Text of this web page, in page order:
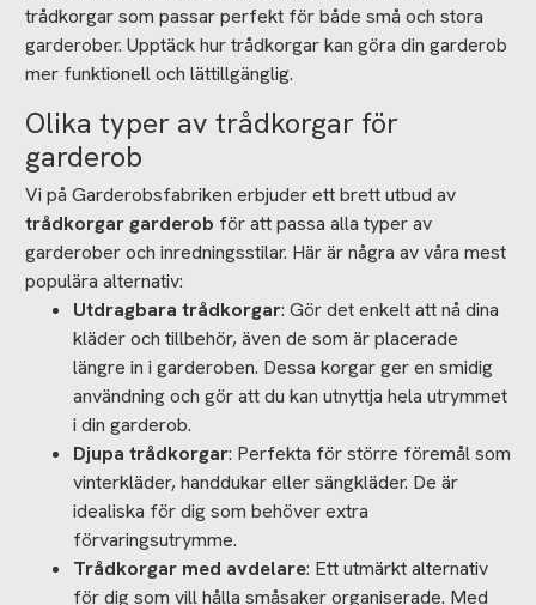
trådkorgar som passar perfekt för både små och stora
garderober. Upptäck hur trådkorgar kan göra din garderob
mer funktionell och lättillgänglig.
Olika typer av trådkorgar för
garderob
Vi på Garderobsfabriken erbjuder ett brett utbud av
trådkorgar garderob för att passa alla typer av
garderober och inredningsstilar. Här är några av våra mest
populära alternativ:
Utdragbara trådkorgar: Gör det enkelt att nå dina
kläder och tillbehör, även de som är placerade
längre in i garderoben. Dessa korgar ger en smidig
användning och gör att du kan utnyttja hela utrymmet
i din garderob.
Djupa trådkorgar: Perfekta för större föremål som
vinterkläder, handdukar eller sängkläder. De är
idealiska för dig som behöver extra
förvaringsutrymme.
Trådkorgar med avdelare: Ett utmärkt alternativ
för dig som vill hålla småsaker organiserade. Med